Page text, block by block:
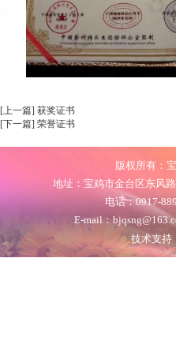
[上一篇] 获奖证书
[下一篇] 荣誉证书
版权所有：
地址：宝鸡市金台区东风
电话：0917-
E-mail：
技术支持